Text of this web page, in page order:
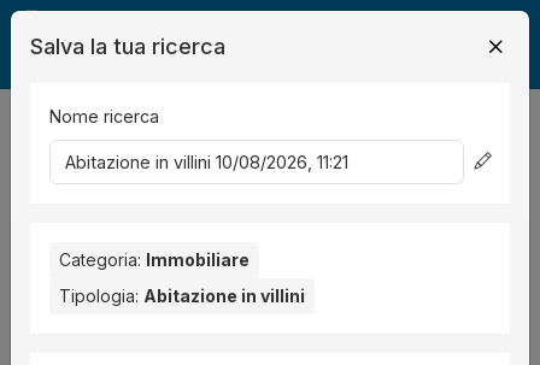
Legalmente Immobili
risultati Ordina per
Salva la tua ricerca
Nome ricerca
Categoria: Immobiliare
Tipologia: Abitazione in villini